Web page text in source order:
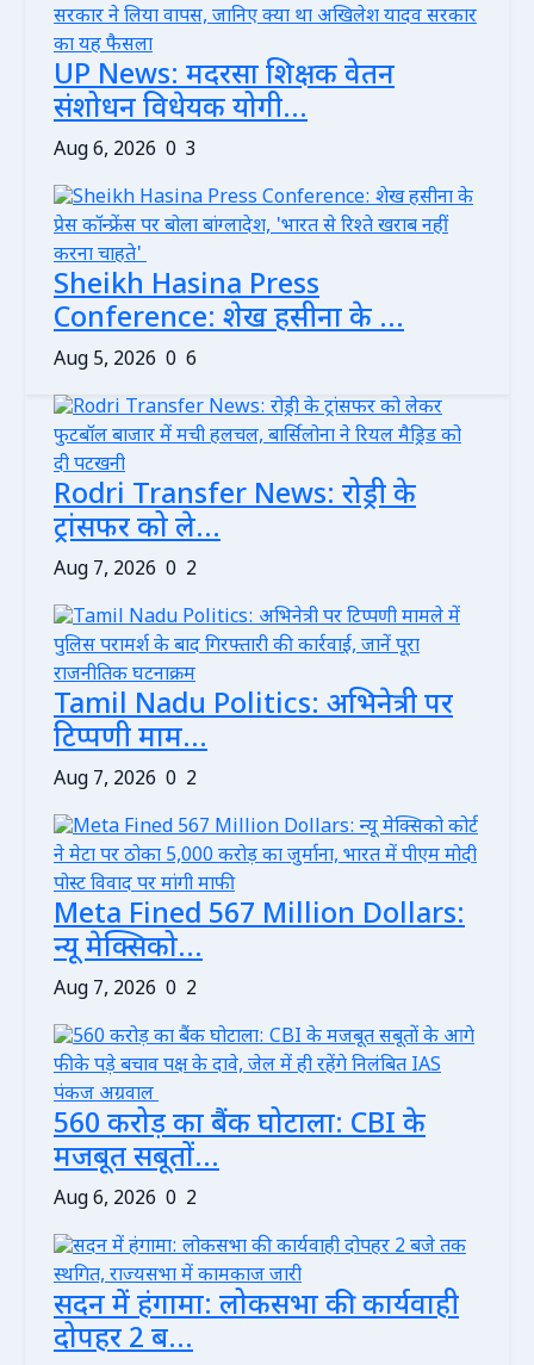
UP News: मदरसा शिक्षक वेतन
संशोधन विधेयक योगी...
Aug 6, 2026 0 3
Sheikh Hasina Press
Conference: शेख हसीना के ...
Aug 5, 2026 0 6
Rodri Transfer News: रोड्री के
ट्रांसफर को ले...
Aug 7, 2026 0 2
Tamil Nadu Politics: अभिनेत्री पर
टिप्पणी माम...
Aug 7, 2026 0 2
Meta Fined 567 Million Dollars:
न्यू मेक्सिको...
Aug 7, 2026 0 2
560 करोड़ का बैंक घोटाला: CBI के
मजबूत सबूतों...
Aug 6, 2026 0 2
सदन में हंगामा: लोकसभा की कार्यवाही
दोपहर 2 ब...